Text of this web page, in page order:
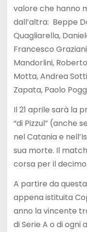
valore che hanno
dall’altra: Beppe
Quagliarella,
Francesco
Mandorlini,
Motta, Andrea
Zapata, Paolo
Il 21 aprile sarà la
“di Pizzul” (anche
nel Catania e
sua morte. Il
corsa per il
A partire da
appena istituita
anno la vincente
di Serie A o di ogni